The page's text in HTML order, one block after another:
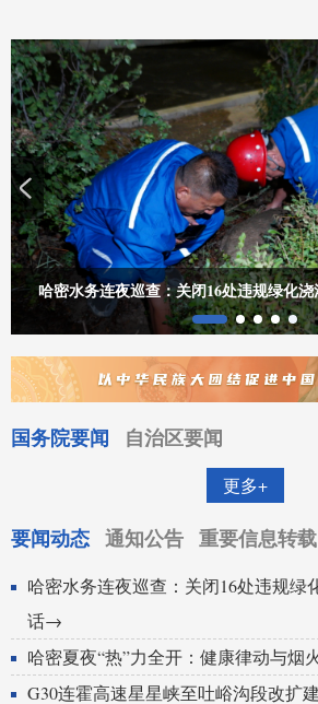
哈密水务连夜巡查：关闭16处违规绿化
国务院要闻 自治区要闻
更多+
要闻动态 通知公告 重要信息转载
哈密水务连夜巡查：关闭16处违规绿
话→
哈密夏夜“热”力全开：健康律动与烟
G30连霍高速星星峡至吐峪沟段改扩